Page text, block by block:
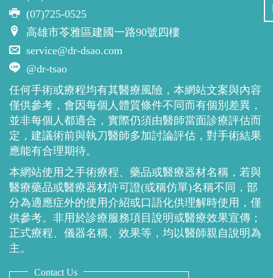
(07)725-0525
高雄市苓雅區建國一路90號四樓
service@dr-dsao.com
@dr-tsao
任何手術或療程均有其醫療風險，本網站文案與內容
僅供參考，會因每個人體質條件不同而有個別差異，
並非每個人都適合，實際仍須由醫師當面診療評估而
定，建議術前與執刀醫師多加討論評估，對手術結果
應能有合理期待。
本網站使用之手術療程、藥品或醫療器材名稱，若與
醫療藥品或醫療器材許可證(或稱仿單)名稱不同，部
分為適應症外的使用介紹或口語化供理解時使用，僅
供參考。非用於診療服務項目說明或醫療效果宣傳；
正式療程、儀器名稱、效果等，均以醫師親自說明為
主。
Contact Us